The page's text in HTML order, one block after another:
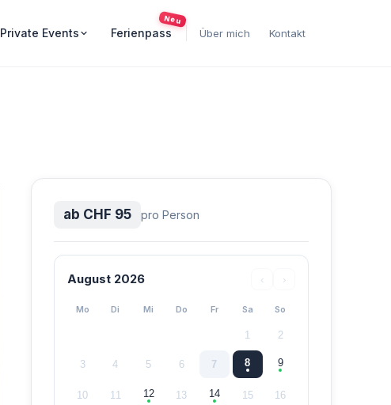
Private Events
Neu
Ferienpass Über mich Kontakt
ab CHF 95 pro Person
August 2026 ‹ ›
Mo Di Mi Do Fr Sa So
1 2
3 4 5 6 7 8 9
10 11 12 13 14 15 16